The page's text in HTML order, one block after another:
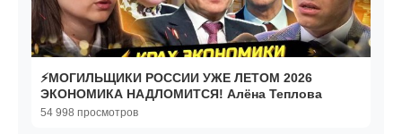
⚡️МОГИЛЬЩИКИ РОССИИ УЖЕ ЛЕТОМ 2026
ЭКОНОМИКА НАДЛОМИТСЯ! Алёна Теплова
54 998 просмотров